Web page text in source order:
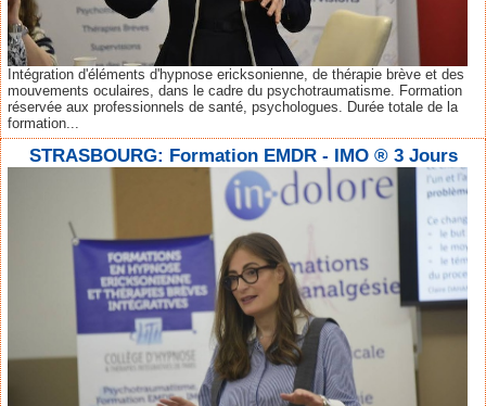
Intégration d'éléments d'hypnose ericksonienne, de thérapie brève et des
mouvements oculaires, dans le cadre du psychotraumatisme. Formation
réservée aux professionnels de santé, psychologues. Durée totale de la
formation...
STRASBOURG: Formation EMDR - IMO ® 3 Jours